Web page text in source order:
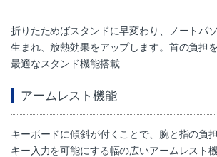
折りたためばスタンドに早変わり、ノートパ
生まれ、放熱効果をアップします。首の負担
最適なスタンド機能搭載
アームレスト機能
キーボードに傾斜が付くことで、腕と指の負
キー入力を可能にする幅の広いアームレスト